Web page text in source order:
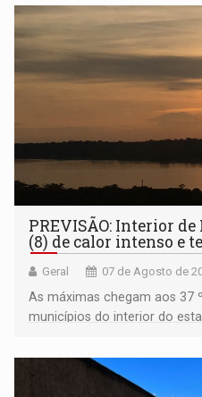
PREVISÃO: Interior
(8) de calor intenso e
Geral 07 de Agosto de
As máximas chegam aos 37
municípios do interior do